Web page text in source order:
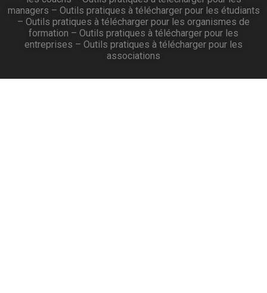
managers – Outils pratiques à télécharger pour les étudiants
– Outils pratiques à télécharger pour les organismes de
formation – Outils pratiques à télécharger pour les
entreprises – Outils pratiques à télécharger pour les
associations